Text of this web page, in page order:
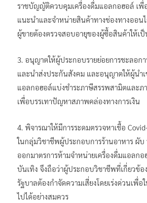
ราชบัญญัติควบคุมเครื่องดื่มแอลกอฮอล์ เพื่
แนะนำและจำหน่ายสินค้าทางช่องทางออน
ผู้ขายต้องตรวจสอบอายุของผู้ซื้อสินค้าให้เ
3. อนุญาตให้ผู้ประกอบรายย่อยการชะลอก
และนำส่งประกันสังคม และอนุญาตให้ผู้นำเ
แอลกอฮอล์แบ่งชำระภาษีสรรพสามิตและภ
เพื่อบรรเทาปัญหาสภาพคล่องทางการเงิน
4. พิจารณาให้มีการระดมตรวจหาเชื้อ
ในกลุ่มวิชาชีพผู้ประกอบการร้านอาหาร ผับ
ออกมาตรการห้ามจำหน่ายเครื่องดื่มแอลก
บันเทิง จึงถือว่าผู้ประกอบวิชาชีพที่เกี่ยวข้อ
รัฐบาลต้องกำจัดความเสี่ยงโดยเร่งด่วนเพื่อ
ไปได้อย่างสมควร